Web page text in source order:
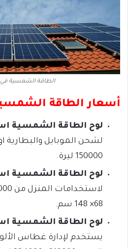
الطاقة الشمسية
أسعار الطاقة
لوح الطاقة الشمسية
150000 ليرة.
لوح الطاقة الشمسية
68× 148 سم.
لوح الطاقة الشمسية
يستخدم لإدارة غطاس الألواح 68 ×148